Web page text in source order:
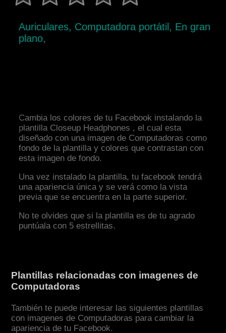
Auriculares, Computadora portátil, En gran
plano,
Cambia los colores de tu Facebook instalando la
plantilla Closeup Headphones , el cual esta
diseñado con una imagen de Computadoras como
fondo de la plantilla y colores que contrastan con
esta imagen de fondo.
Una vez instalado la plantilla, tu facebook tendrá
una apariencia única y se verá como la vista
previa que se encuentra en la parte superior.
No te olvides que si la plantilla es de tu agrado
puntúala con 5 estrellitas.
Plantillas relacionadas con imagenes de
Computadoras
También te puede interesar las siguientes plantillas
con imagenes de Computadoras para cambiar la
apariencia de tu Facebook.